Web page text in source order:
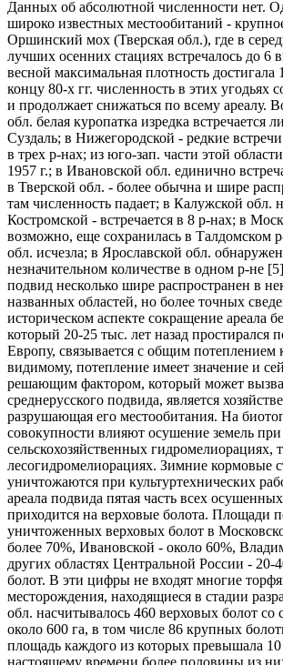
Данных об абсолютной численности нет.
широко известных местообитаний -
Оршинский мох (Тверская обл.), где в
лучших осенних стациях встречалось до 6
весной максимальная плотность
концу 80-х гг. численность в этих угодьях
и продолжает снижаться по всему ареалу.
обл. белая куропатка изредка встречается
Суздаль; в Нижегородской - редкие
в трех р-нах; из юго-зап. части этой
1957 г.; в Ивановской обл. единично
в Тверской обл. - более обычна и шире
там численность падает; в Калужской обл.
Костромской - встречается в 8 р-нах; в
возможно, еще сохранилась в Талдомском
обл. исчезла; в Ярославской обл.
незначительном количестве в одном р-не
подвид несколько шире распространен в
названных областей, но более точных
историческом аспекте сокращение ареала
который 20-25 тыс. лет назад простирался
Европу, связывается с общим потеплением
видимому, потепление имеет значение и
решающим фактором, который может
среднерусского подвида, является
разрушающая его местообитания. На
совокупности влияют осушение земель при
сельскохозяйственных гидромелиорациях,
лесогидромелиорациях. Зимние кормовые
уничтожаются при культуртехнических
ареала подвида пятая часть всех
приходится на верховые болота. Площади
уничтоженных верховых болот в
более 70%, Ивановской - около 60%,
других областях Центральной России - 20-
болот. В эти цифры не входят многие
месторождения, находящиеся в стадии
обл. насчитывалось 460 верховых болот
около 600 га, в том числе 86 крупных
площадь каждого из которых превышала
настоящему времени более половины из